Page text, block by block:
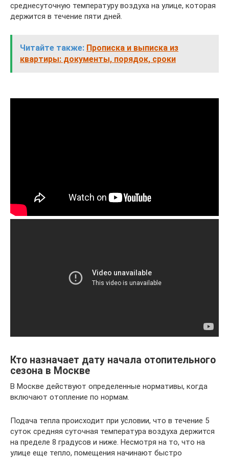
среднесуточную температуру воздуха на улице, которая
держится в течение пяти дней.
Читайте также: Прописка и выписка из
квартиры: документы, порядок, сроки
Кто назначает дату начала отопительного
сезона в Москве
В Москве действуют определенные нормативы, когда
включают отопление по нормам.
Подача тепла происходит при условии, что в течение 5
суток средняя суточная температура воздуха держится
на пределе 8 градусов и ниже. Несмотря на то, что на
улице еще тепло, помещения начинают быстро